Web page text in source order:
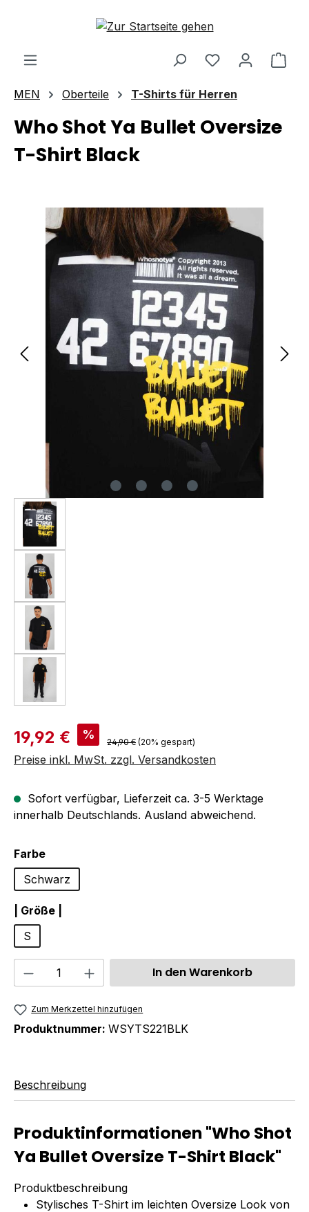
Zum Hauptinhalt springen
MEN Oberteile T-Shirts für Herren
Who Shot Ya Bullet Oversize
T-Shirt Black
Bildergalerie überspringen
Verkaufspreis:
19,92 € % Regulärer Preis:
24,90 € (20% gespart)
Preise inkl. MwSt. zzgl. Versandkosten
Sofort verfügbar, Lieferzeit ca. 3-5 Werktage
innerhalb Deutschlands. Ausland abweichend.
Farbeauswählen
Schwarz
| Größe |
S
Produkt Anzahl: Gib denIn den Warenkorb
Zum Merkzettel hinzufügen
Produktnummer: WSYTS221BLK
Beschreibung
Produktinformationen "Who Shot
Ya Bullet Oversize T-Shirt Black"
Produktbeschreibung
Stylisches T-Shirt im leichten Oversize Look von